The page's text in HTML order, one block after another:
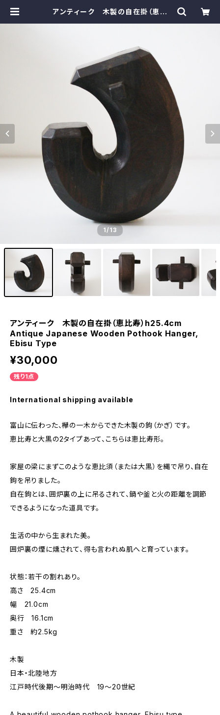
アンティーク 木製の自在掛（恵比
1/13
アンティーク 木製の自在掛（恵比寿）h25.4cm
Antique Japanese Wooden Pothook Hanger,
Ebisu Type
¥30,000
残り1点
International shipping available
富山に伝わった、欅の一木からできた木製の鉤（かぎ）です。
恵比寿と大黒の2タイプあって、こちらは恵比寿形。
家屋の梁にまずこのような恵比須（または大黒）を縄で吊り、自在
鉤を吊りました。
自在鉤とは、囲炉裏の上に吊るされて、鍋や釜と火の距離を調節
できるようになった道具です。
生活の中から生まれた美。
囲炉裏の煙に燻されて、得も言われぬ肌へと育っています。
状態：若干の割れあり。
高さ 25.4cm
幅 21.0cm
奥行 16.1cm
重さ 約2.5kg
木製
日本・北陸地方
江戸時代後期〜明治時代 19〜20世紀